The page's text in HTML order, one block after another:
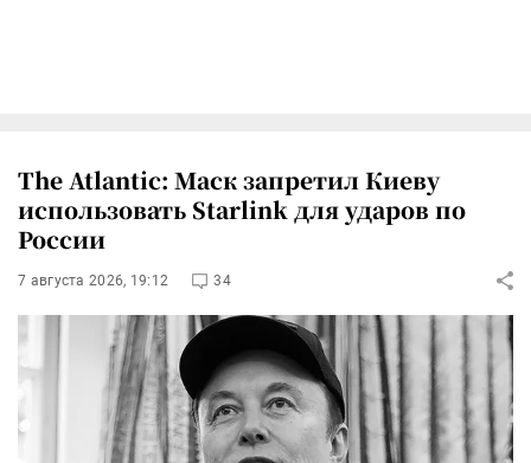
The Atlantic: Маск запретил Киеву
использовать Starlink для ударов по
России
7 августа 2026, 19:12 34